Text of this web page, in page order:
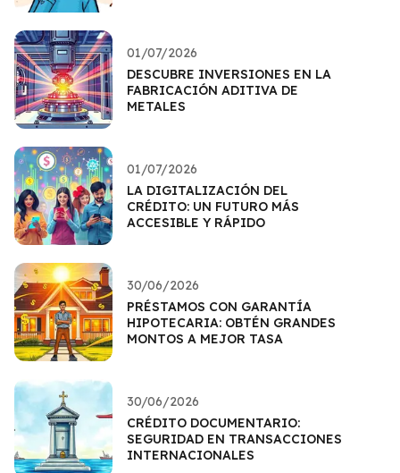
01/07/2026
DESCUBRE INVERSIONES EN LA
FABRICACIÓN ADITIVA DE
METALES
01/07/2026
LA DIGITALIZACIÓN DEL
CRÉDITO: UN FUTURO MÁS
ACCESIBLE Y RÁPIDO
30/06/2026
PRÉSTAMOS CON GARANTÍA
HIPOTECARIA: OBTÉN GRANDES
MONTOS A MEJOR TASA
30/06/2026
CRÉDITO DOCUMENTARIO:
SEGURIDAD EN TRANSACCIONES
INTERNACIONALES